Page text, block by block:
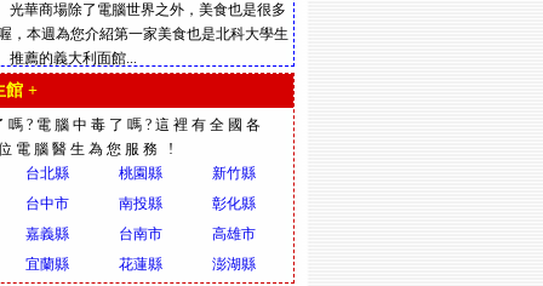
光華商場除了電腦世界之外，美食也是很多
，本週為您介紹第一家美食也是北科大學生
推薦的義大利面館...
館 +
嗎?電腦中毒了嗎?這裡有全國各
電腦醫生為您服務 !
台北縣
桃園縣
新竹縣
台中市
南投縣
彰化縣
嘉義縣
台南市
高雄市
宜蘭縣
花蓮縣 澎湖縣